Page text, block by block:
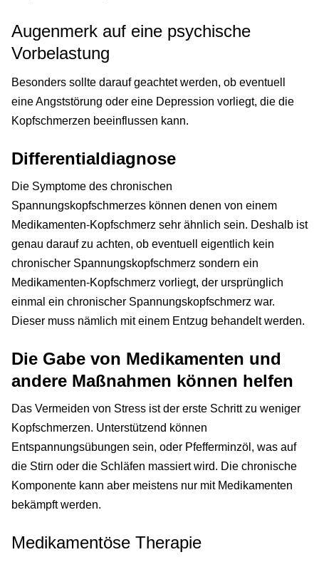
Augenmerk auf eine psychische
Vorbelastung
Besonders sollte darauf geachtet werden, ob eventuell
eine Angststörung oder eine Depression vorliegt, die die
Kopfschmerzen beeinflussen kann.
Differentialdiagnose
Die Symptome des chronischen
Spannungskopfschmerzes können denen von einem
Medikamenten-Kopfschmerz sehr ähnlich sein. Deshalb ist
genau darauf zu achten, ob eventuell eigentlich kein
chronischer Spannungskopfschmerz sondern ein
Medikamenten-Kopfschmerz vorliegt, der ursprünglich
einmal ein chronischer Spannungskopfschmerz war.
Dieser muss nämlich mit einem Entzug behandelt werden.
Die Gabe von Medikamenten und
andere Maßnahmen können helfen
Das Vermeiden von Stress ist der erste Schritt zu weniger
Kopfschmerzen. Unterstützend können
Entspannungsübungen sein, oder Pfefferminzöl, was auf
die Stirn oder die Schläfen massiert wird. Die chronische
Komponente kann aber meistens nur mit Medikamenten
bekämpft werden.
Medikamentöse Therapie